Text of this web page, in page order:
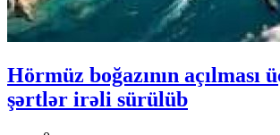
Hörmüz boğazının açılması
şərtlər irəli sürülüb